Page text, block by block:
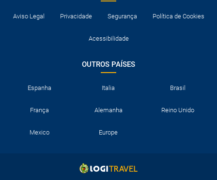
Aviso Legal Privacidade Segurança Política de Cookies
Acessibilidade
OUTROS PAÍSES
Espanha Italia Brasil
França Alemanha Reino Unido
Mexico Europe